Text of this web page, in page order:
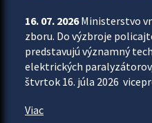
16. 07. 2026Ministerstvo
zboru. Do výzbroje
predstavujú významný
elektrických
štvrtok 16. júla 2026
Viac